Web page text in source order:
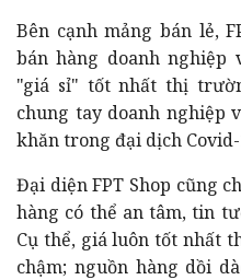
Bên cạnh mảng bán lẻ,
bán hàng doanh
"giá sỉ" tốt nhất thị
chung tay doanh nghiệp
khăn trong đại dịch Covid-
Đại diện FPT Shop cũng
hàng có thể an tâm, tin
Cụ thể, giá luôn tốt nhất
chậm; nguồn hàng dồi